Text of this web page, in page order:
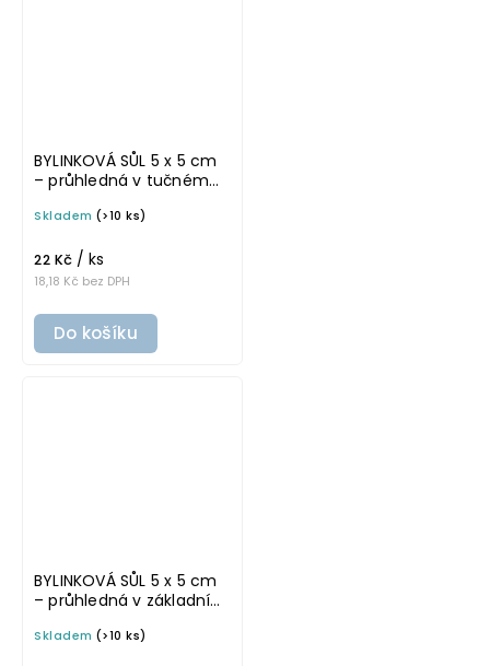
BYLINKOVÁ SŮL 5 x 5 cm
– průhledná v tučném
samolepka na
Skladem (>10 ks)
18,18 Kč bez DPH
22 Kč / ks
Do košíku
BYLINKOVÁ SŮL 5 x 5 cm
– průhledná v základním
samolepka na
Skladem (>10 ks)